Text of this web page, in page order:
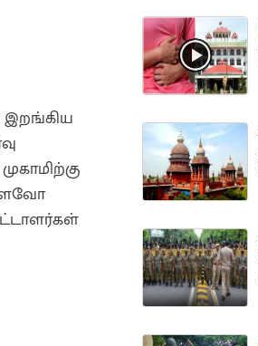
இறங்கிய